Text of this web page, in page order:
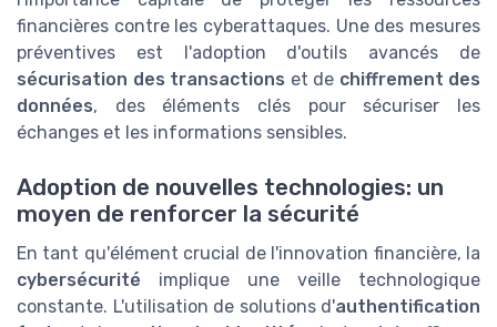
financières contre les cyberattaques. Une des mesures
préventives est l'adoption d'outils avancés de
sécurisation des transactions et de chiffrement des
données, des éléments clés pour sécuriser les
échanges et les informations sensibles.
Adoption de nouvelles technologies: un
moyen de renforcer la sécurité
En tant qu'élément crucial de l'innovation financière, la
cybersécurité implique une veille technologique
constante. L'utilisation de solutions d'authentification